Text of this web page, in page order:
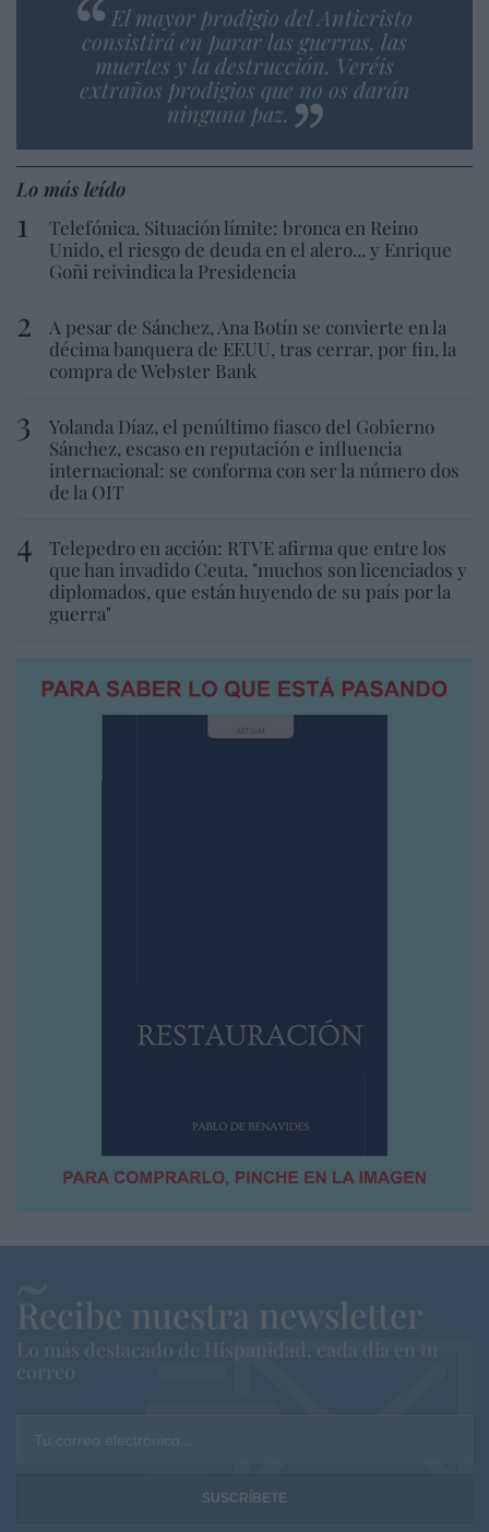
El mayor prodigio del Anticristo
consistirá en parar las guerras, las
muertes y la destrucción. Veréis
extraños prodigios que no os darán
ninguna paz.
Lo más leído
Telefónica. Situación límite: bronca en Reino
Unido, el riesgo de deuda en el alero... y Enrique
Goñi reivindica la Presidencia
A pesar de Sánchez, Ana Botín se convierte en la
décima banquera de EEUU, tras cerrar, por fin, la
compra de Webster Bank
Yolanda Díaz, el penúltimo fiasco del Gobierno
Sánchez, escaso en reputación e influencia
internacional: se conforma con ser la número dos
de la OIT
Telepedro en acción: RTVE afirma que entre los
que han invadido Ceuta, "muchos son licenciados y
diplomados, que están huyendo de su país por la
guerra"
Recibe nuestra newsletter
Lo más destacado de Hispanidad, cada dia en tu
correo
Tu correo electrónico...